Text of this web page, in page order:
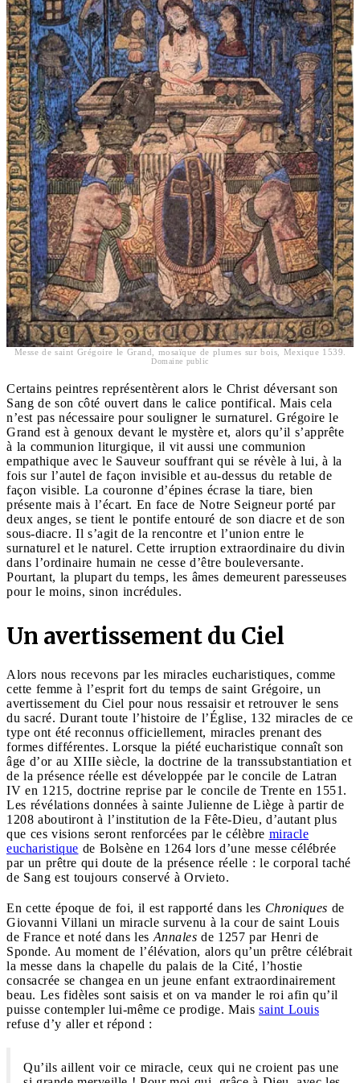
Messe de saint Grégoire le Grand, mosaïque de plumes sur bois, Mexique 1539.
Domaine public
Certains peintres représentèrent alors le Christ déversant son
Sang de son côté ouvert dans le calice pontifical. Mais cela
n’est pas nécessaire pour souligner le surnaturel. Grégoire le
Grand est à genoux devant le mystère et, alors qu’il s’apprête
à la communion liturgique, il vit aussi une communion
empathique avec le Sauveur souffrant qui se révèle à lui, à la
fois sur l’autel de façon invisible et au-dessus du retable de
façon visible. La couronne d’épines écrase la tiare, bien
présente mais à l’écart. En face de Notre Seigneur porté par
deux anges, se tient le pontife entouré de son diacre et de son
sous-diacre. Il s’agit de la rencontre et l’union entre le
surnaturel et le naturel. Cette irruption extraordinaire du divin
dans l’ordinaire humain ne cesse d’être bouleversante.
Pourtant, la plupart du temps, les âmes demeurent paresseuses
pour le moins, sinon incrédules.
Un avertissement du Ciel
Alors nous recevons par les miracles eucharistiques, comme
cette femme à l’esprit fort du temps de saint Grégoire, un
avertissement du Ciel pour nous ressaisir et retrouver le sens
du sacré. Durant toute l’histoire de l’Église, 132 miracles de ce
type ont été reconnus officiellement, miracles prenant des
formes différentes. Lorsque la piété eucharistique connaît son
âge d’or au XIIIe siècle, la doctrine de la transsubstantiation et
de la présence réelle est développée par le concile de Latran
IV en 1215, doctrine reprise par le concile de Trente en 1551.
Les révélations données à sainte Julienne de Liège à partir de
1208 aboutiront à l’institution de la Fête-Dieu, d’autant plus
que ces visions seront renforcées par le célèbre miracle
eucharistique de Bolsène en 1264 lors d’une messe célébrée
par un prêtre qui doute de la présence réelle : le corporal taché
de Sang est toujours conservé à Orvieto.
En cette époque de foi, il est rapporté dans les Chroniques de
Giovanni Villani un miracle survenu à la cour de saint Louis
de France et noté dans les Annales de 1257 par Henri de
Sponde. Au moment de l’élévation, alors qu’un prêtre célébrait
la messe dans la chapelle du palais de la Cité, l’hostie
consacrée se changea en un jeune enfant extraordinairement
beau. Les fidèles sont saisis et on va mander le roi afin qu’il
puisse contempler lui-même ce prodige. Mais saint Louis
refuse d’y aller et répond :
Qu’ils aillent voir ce miracle, ceux qui ne croient pas une